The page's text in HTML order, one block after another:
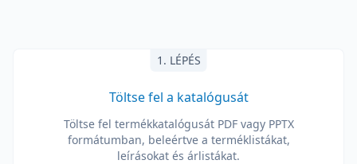
1. LÉPÉS
Töltse fel a katalógusát
Töltse fel termékkatalógusát PDF vagy PPTX
formátumban, beleértve a terméklistákat,
leírásokat és árlistákat.